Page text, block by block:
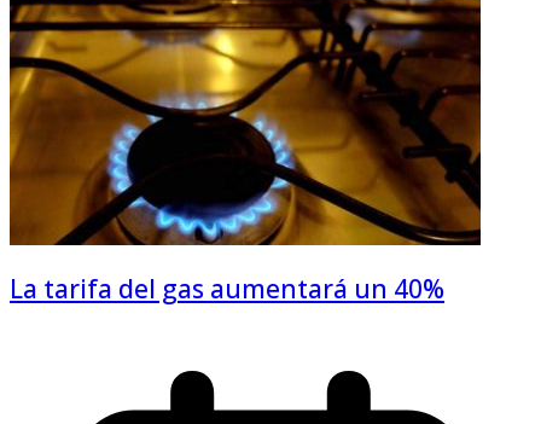
La tarifa del gas aumentará un 40%